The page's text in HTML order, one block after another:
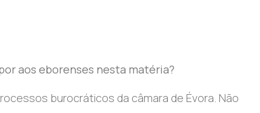
aos eborenses nesta matéria?
burocráticos da câmara de Évora. Não